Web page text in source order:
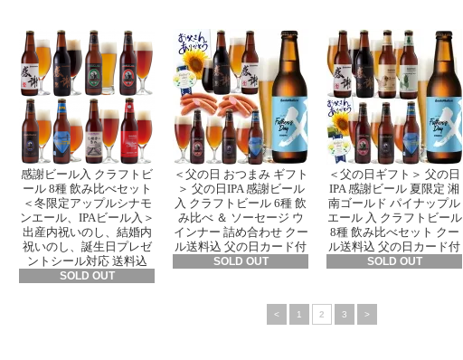
感謝ビール入 クラフトビ
ール 8種 飲み比べセット
＜冬限定アップルシナモ
ンエール、IPAビール入＞
出産内祝いのし、結婚内
祝いのし、誕生日プレゼ
ントシール対応 送料込
SOLD OUT
＜父の日 おつまみ ギフト
＞ 父の日IPA 感謝ビール
入 クラフトビール 6種 飲
み比べ ＆ ソーセージ ウ
インナー 詰め合わせ クー
ル送料込 父の日カード付
SOLD OUT
＜父の日ギフト＞ 父の日
IPA 感謝ビール 夏限定 湘
南ゴールド パイナップル
エール 入 クラフトビール
8種 飲み比べセット クー
ル送料込 父の日カード付
SOLD OUT
< 1 2 3 >